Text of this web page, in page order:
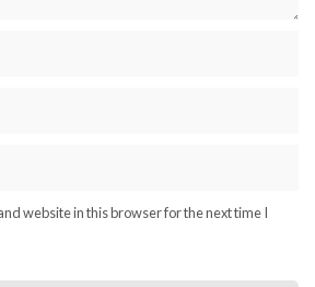
website in this browser for the next time I